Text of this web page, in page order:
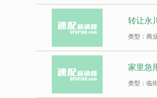
转让永
类型：商
家里急
类型：临